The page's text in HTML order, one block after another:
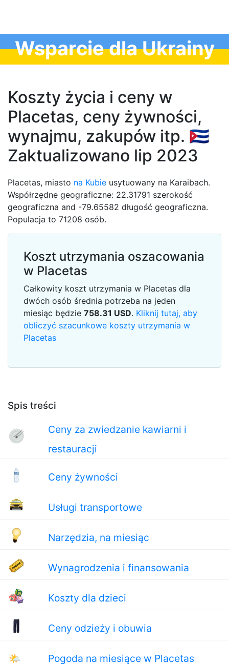
Wsparcie dla Ukrainy
Koszty życia i ceny w
Placetas, ceny żywności,
wynajmu, zakupów itp. 🇨🇺
Zaktualizowano lip 2023
Spis treści
Ceny za zwiedzanie kawiarni i
restauracji
Ceny żywności
Usługi transportowe
Narzędzia, na miesiąc
Wynagrodzenia i finansowania
Koszty dla dzieci
Ceny odzieży i obuwia
🌤 Pogoda na miesiące w Placetas
Placetas, miasto na Kubie usytuowany na Karaibach.
Współrzędne geograficzne: 22.31791 szerokość
geograficzna and -79.65582 długość geograficzna.
Populacja to 71208 osób.
Koszt utrzymania oszacowania
w Placetas
Całkowity koszt utrzymania w Placetas dla
dwóch osób średnia potrzeba na jeden
miesiąc będzie 758.31 USD. Kliknij tutaj, aby
obliczyć szacunkowe koszty utrzymania w
Placetas